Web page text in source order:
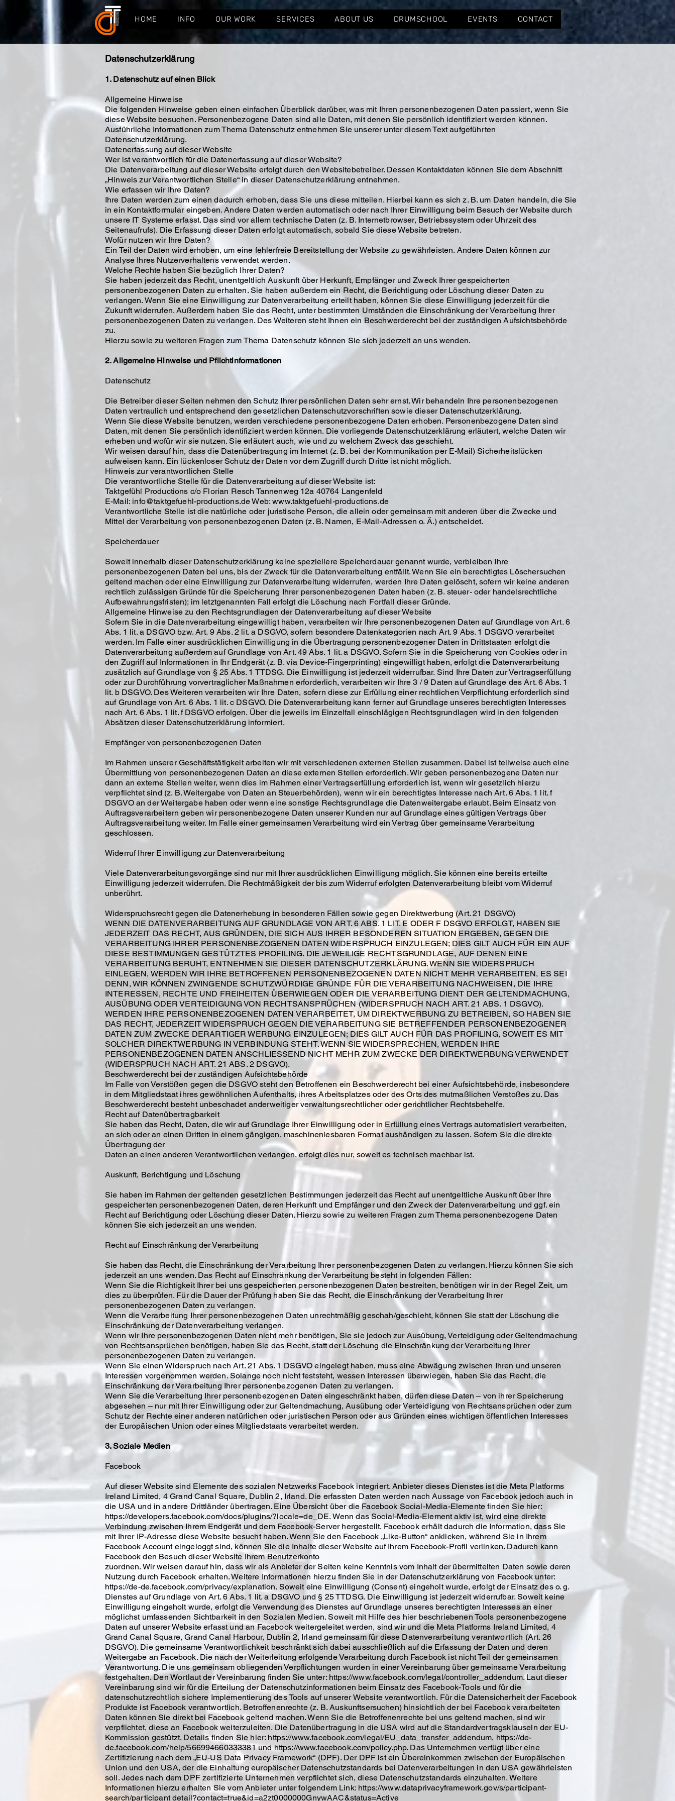
HOME INFO OUR WORK SERVICES ABOUT US DRUMSCHOOL EVENTS CONTACT
Datenschutzerklärung
1. Datenschutz auf einen Blick
Allgemeine Hinweise
Die folgenden Hinweise geben einen einfachen Überblick darüber, was mit Ihren personenbezogenen Daten passiert, wenn Sie
diese Website besuchen. Personenbezogene Daten sind alle Daten, mit denen Sie persönlich identifiziert werden können.
Ausführliche Informationen zum Thema Datenschutz entnehmen Sie unserer unter diesem Text aufgeführten
Datenschutzerklärung.
Datenerfassung auf dieser Website
Wer ist verantwortlich für die Datenerfassung auf dieser Website?
Die Datenverarbeitung auf dieser Website erfolgt durch den Websitebetreiber. Dessen Kontaktdaten können Sie dem Abschnitt
„Hinweis zur Verantwortlichen Stelle“ in dieser Datenschutzerklärung entnehmen.
Wie erfassen wir Ihre Daten?
Ihre Daten werden zum einen dadurch erhoben, dass Sie uns diese mitteilen. Hierbei kann es sich z. B. um Daten handeln, die Sie
in ein Kontaktformular eingeben. Andere Daten werden automatisch oder nach Ihrer Einwilligung beim Besuch der Website durch
unsere IT Systeme erfasst. Das sind vor allem technische Daten (z. B. Internetbrowser, Betriebssystem oder Uhrzeit des
Seitenaufrufs). Die Erfassung dieser Daten erfolgt automatisch, sobald Sie diese Website betreten.
Wofür nutzen wir Ihre Daten?
Ein Teil der Daten wird erhoben, um eine fehlerfreie Bereitstellung der Website zu gewährleisten. Andere Daten können zur
Analyse Ihres Nutzerverhaltens verwendet werden.
Welche Rechte haben Sie bezüglich Ihrer Daten?
Sie haben jederzeit das Recht, unentgeltlich Auskunft über Herkunft, Empfänger und Zweck Ihrer gespeicherten
personenbezogenen Daten zu erhalten. Sie haben außerdem ein Recht, die Berichtigung oder Löschung dieser Daten zu
verlangen. Wenn Sie eine Einwilligung zur Datenverarbeitung erteilt haben, können Sie diese Einwilligung jederzeit für die
Zukunft widerrufen. Außerdem haben Sie das Recht, unter bestimmten Umständen die Einschränkung der Verarbeitung Ihrer
personenbezogenen Daten zu verlangen. Des Weiteren steht Ihnen ein Beschwerderecht bei der zuständigen Aufsichtsbehörde
zu.
Hierzu sowie zu weiteren Fragen zum Thema Datenschutz können Sie sich jederzeit an uns wenden.
2. Allgemeine Hinweise und Pflichtinformationen
Datenschutz
Die Betreiber dieser Seiten nehmen den Schutz Ihrer persönlichen Daten sehr ernst. Wir behandeln Ihre personenbezogenen
Daten vertraulich und entsprechend den gesetzlichen Datenschutzvorschriften sowie dieser Datenschutzerklärung.
Wenn Sie diese Website benutzen, werden verschiedene personenbezogene Daten erhoben. Personenbezogene Daten sind
Daten, mit denen Sie persönlich identifiziert werden können. Die vorliegende Datenschutzerklärung erläutert, welche Daten wir
erheben und wofür wir sie nutzen. Sie erläutert auch, wie und zu welchem Zweck das geschieht.
Wir weisen darauf hin, dass die Datenübertragung im Internet (z. B. bei der Kommunikation per E-Mail) Sicherheitslücken
aufweisen kann. Ein lückenloser Schutz der Daten vor dem Zugriff durch Dritte ist nicht möglich.
Hinweis zur verantwortlichen Stelle
Die verantwortliche Stelle für die Datenverarbeitung auf dieser Website ist:
Taktgefühl Productions c/o Florian Resch Tannenweg 12a 40764 Langenfeld
E-Mail: info@taktgefuehl-productions.de Web: www.taktgefuehl-productions.de
Verantwortliche Stelle ist die natürliche oder juristische Person, die allein oder gemeinsam mit anderen über die Zwecke und
Mittel der Verarbeitung von personenbezogenen Daten (z. B. Namen, E-Mail-Adressen o. Ä.) entscheidet.
Speicherdauer
Soweit innerhalb dieser Datenschutzerklärung keine speziellere Speicherdauer genannt wurde, verbleiben Ihre
personenbezogenen Daten bei uns, bis der Zweck für die Datenverarbeitung entfällt. Wenn Sie ein berechtigtes Löschersuchen
geltend machen oder eine Einwilligung zur Datenverarbeitung widerrufen, werden Ihre Daten gelöscht, sofern wir keine anderen
rechtlich zulässigen Gründe für die Speicherung Ihrer personenbezogenen Daten haben (z. B. steuer- oder handelsrechtliche
Aufbewahrungsfristen); im letztgenannten Fall erfolgt die Löschung nach Fortfall dieser Gründe.
Allgemeine Hinweise zu den Rechtsgrundlagen der Datenverarbeitung auf dieser Website
Sofern Sie in die Datenverarbeitung eingewilligt haben, verarbeiten wir Ihre personenbezogenen Daten auf Grundlage von Art. 6
Abs. 1 lit. a DSGVO bzw. Art. 9 Abs. 2 lit. a DSGVO, sofern besondere Datenkategorien nach Art. 9 Abs. 1 DSGVO verarbeitet
werden. Im Falle einer ausdrücklichen Einwilligung in die Übertragung personenbezogener Daten in Drittstaaten erfolgt die
Datenverarbeitung außerdem auf Grundlage von Art. 49 Abs. 1 lit. a DSGVO. Sofern Sie in die Speicherung von Cookies oder in
den Zugriff auf Informationen in Ihr Endgerät (z. B. via Device-Fingerprinting) eingewilligt haben, erfolgt die Datenverarbeitung
zusätzlich auf Grundlage von § 25 Abs. 1 TTDSG. Die Einwilligung ist jederzeit widerrufbar. Sind Ihre Daten zur Vertragserfüllung
oder zur Durchführung vorvertraglicher Maßnahmen erforderlich, verarbeiten wir Ihre 3 / 9 Daten auf Grundlage des Art. 6 Abs. 1
lit. b DSGVO. Des Weiteren verarbeiten wir Ihre Daten, sofern diese zur Erfüllung einer rechtlichen Verpflichtung erforderlich sind
auf Grundlage von Art. 6 Abs. 1 lit. c DSGVO. Die Datenverarbeitung kann ferner auf Grundlage unseres berechtigten Interesses
nach Art. 6 Abs. 1 lit. f DSGVO erfolgen. Über die jeweils im Einzelfall einschlägigen Rechtsgrundlagen wird in den folgenden
Absätzen dieser Datenschutzerklärung informiert.
Empfänger von personenbezogenen Daten
Im Rahmen unserer Geschäftstätigkeit arbeiten wir mit verschiedenen externen Stellen zusammen. Dabei ist teilweise auch eine
Übermittlung von personenbezogenen Daten an diese externen Stellen erforderlich. Wir geben personenbezogene Daten nur
dann an externe Stellen weiter, wenn dies im Rahmen einer Vertragserfüllung erforderlich ist, wenn wir gesetzlich hierzu
verpflichtet sind (z. B. Weitergabe von Daten an Steuerbehörden), wenn wir ein berechtigtes Interesse nach Art. 6 Abs. 1 lit. f
DSGVO an der Weitergabe haben oder wenn eine sonstige Rechtsgrundlage die Datenweitergabe erlaubt. Beim Einsatz von
Auftragsverarbeitern geben wir personenbezogene Daten unserer Kunden nur auf Grundlage eines gültigen Vertrags über
Auftragsverarbeitung weiter. Im Falle einer gemeinsamen Verarbeitung wird ein Vertrag über gemeinsame Verarbeitung
geschlossen.
Widerruf Ihrer Einwilligung zur Datenverarbeitung
Viele Datenverarbeitungsvorgänge sind nur mit Ihrer ausdrücklichen Einwilligung möglich. Sie können eine bereits erteilte
Einwilligung jederzeit widerrufen. Die Rechtmäßigkeit der bis zum Widerruf erfolgten Datenverarbeitung bleibt vom Widerruf
unberührt.
Widerspruchsrecht gegen die Datenerhebung in besonderen Fällen sowie gegen Direktwerbung (Art. 21 DSGVO)
WENN DIE DATENVERARBEITUNG AUF GRUNDLAGE VON ART. 6 ABS. 1 LIT. E ODER F DSGVO ERFOLGT, HABEN SIE
JEDERZEIT DAS RECHT, AUS GRÜNDEN, DIE SICH AUS IHRER BESONDEREN SITUATION ERGEBEN, GEGEN DIE
VERARBEITUNG IHRER PERSONENBEZOGENEN DATEN WIDERSPRUCH EINZULEGEN; DIES GILT AUCH FÜR EIN AUF
DIESE BESTIMMUNGEN GESTÜTZTES PROFILING. DIE JEWEILIGE RECHTSGRUNDLAGE, AUF DENEN EINE
VERARBEITUNG BERUHT, ENTNEHMEN SIE DIESER DATENSCHUTZERKLÄRUNG. WENN SIE WIDERSPRUCH
EINLEGEN, WERDEN WIR IHRE BETROFFENEN PERSONENBEZOGENEN DATEN NICHT MEHR VERARBEITEN, ES SEI
DENN, WIR KÖNNEN ZWINGENDE SCHUTZWÜRDIGE GRÜNDE FÜR DIE VERARBEITUNG NACHWEISEN, DIE IHRE
INTERESSEN, RECHTE UND FREIHEITEN ÜBERWIEGEN ODER DIE VERARBEITUNG DIENT DER GELTENDMACHUNG,
AUSÜBUNG ODER VERTEIDIGUNG VON RECHTSANSPRÜCHEN (WIDERSPRUCH NACH ART. 21 ABS. 1 DSGVO).
WERDEN IHRE PERSONENBEZOGENEN DATEN VERARBEITET, UM DIREKTWERBUNG ZU BETREIBEN, SO HABEN SIE
DAS RECHT, JEDERZEIT WIDERSPRUCH GEGEN DIE VERARBEITUNG SIE BETREFFENDER PERSONENBEZOGENER
DATEN ZUM ZWECKE DERARTIGER WERBUNG EINZULEGEN; DIES GILT AUCH FÜR DAS PROFILING, SOWEIT ES MIT
SOLCHER DIREKTWERBUNG IN VERBINDUNG STEHT. WENN SIE WIDERSPRECHEN, WERDEN IHRE
PERSONENBEZOGENEN DATEN ANSCHLIESSEND NICHT MEHR ZUM ZWECKE DER DIREKTWERBUNG VERWENDET
(WIDERSPRUCH NACH ART. 21 ABS. 2 DSGVO).
Beschwerderecht bei der zuständigen Aufsichtsbehörde
Im Falle von Verstößen gegen die DSGVO steht den Betroffenen ein Beschwerderecht bei einer Aufsichtsbehörde, insbesondere
in dem Mitgliedstaat ihres gewöhnlichen Aufenthalts, ihres Arbeitsplatzes oder des Orts des mutmaßlichen Verstoßes zu. Das
Beschwerderecht besteht unbeschadet anderweitiger verwaltungsrechtlicher oder gerichtlicher Rechtsbehelfe.
Recht auf Datenübertragbarkeit
Sie haben das Recht, Daten, die wir auf Grundlage Ihrer Einwilligung oder in Erfüllung eines Vertrags automatisiert verarbeiten,
an sich oder an einen Dritten in einem gängigen, maschinenlesbaren Format aushändigen zu lassen. Sofern Sie die direkte
Übertragung der
Daten an einen anderen Verantwortlichen verlangen, erfolgt dies nur, soweit es technisch machbar ist.
Auskunft, Berichtigung und Löschung
Sie haben im Rahmen der geltenden gesetzlichen Bestimmungen jederzeit das Recht auf unentgeltliche Auskunft über Ihre
gespeicherten personenbezogenen Daten, deren Herkunft und Empfänger und den Zweck der Datenverarbeitung und ggf. ein
Recht auf Berichtigung oder Löschung dieser Daten. Hierzu sowie zu weiteren Fragen zum Thema personenbezogene Daten
können Sie sich jederzeit an uns wenden.
Recht auf Einschränkung der Verarbeitung
Sie haben das Recht, die Einschränkung der Verarbeitung Ihrer personenbezogenen Daten zu verlangen. Hierzu können Sie sich
jederzeit an uns wenden. Das Recht auf Einschränkung der Verarbeitung besteht in folgenden Fällen:
Wenn Sie die Richtigkeit Ihrer bei uns gespeicherten personenbezogenen Daten bestreiten, benötigen wir in der Regel Zeit, um
dies zu überprüfen. Für die Dauer der Prüfung haben Sie das Recht, die Einschränkung der Verarbeitung Ihrer
personenbezogenen Daten zu verlangen.
Wenn die Verarbeitung Ihrer personenbezogenen Daten unrechtmäßig geschah/geschieht, können Sie statt der Löschung die
Einschränkung der Datenverarbeitung verlangen.
Wenn wir Ihre personenbezogenen Daten nicht mehr benötigen, Sie sie jedoch zur Ausübung, Verteidigung oder Geltendmachung
von Rechtsansprüchen benötigen, haben Sie das Recht, statt der Löschung die Einschränkung der Verarbeitung Ihrer
personenbezogenen Daten zu verlangen.
Wenn Sie einen Widerspruch nach Art. 21 Abs. 1 DSGVO eingelegt haben, muss eine Abwägung zwischen Ihren und unseren
Interessen vorgenommen werden. Solange noch nicht feststeht, wessen Interessen überwiegen, haben Sie das Recht, die
Einschränkung der Verarbeitung Ihrer personenbezogenen Daten zu verlangen.
Wenn Sie die Verarbeitung Ihrer personenbezogenen Daten eingeschränkt haben, dürfen diese Daten – von ihrer Speicherung
abgesehen – nur mit Ihrer Einwilligung oder zur Geltendmachung, Ausübung oder Verteidigung von Rechtsansprüchen oder zum
Schutz der Rechte einer anderen natürlichen oder juristischen Person oder aus Gründen eines wichtigen öffentlichen Interesses
der Europäischen Union oder eines Mitgliedstaats verarbeitet werden.
3. Soziale Medien
Facebook
Auf dieser Website sind Elemente des sozialen Netzwerks Facebook integriert. Anbieter dieses Dienstes ist die Meta Platforms
Ireland Limited, 4 Grand Canal Square, Dublin 2, Irland. Die erfassten Daten werden nach Aussage von Facebook jedoch auch in
die USA und in andere Drittländer übertragen. Eine Übersicht über die Facebook Social-Media-Elemente finden Sie hier:
https://developers.facebook.com/docs/plugins/?locale=de_DE. Wenn das Social-Media-Element aktiv ist, wird eine direkte
Verbindung zwischen Ihrem Endgerät und dem Facebook-Server hergestellt. Facebook erhält dadurch die Information, dass Sie
mit Ihrer IP-Adresse diese Website besucht haben. Wenn Sie den Facebook „Like-Button“ anklicken, während Sie in Ihrem
Facebook Account eingeloggt sind, können Sie die Inhalte dieser Website auf Ihrem Facebook-Profil verlinken. Dadurch kann
Facebook den Besuch dieser Website Ihrem Benutzerkonto
zuordnen. Wir weisen darauf hin, dass wir als Anbieter der Seiten keine Kenntnis vom Inhalt der übermittelten Daten sowie deren
Nutzung durch Facebook erhalten. Weitere Informationen hierzu finden Sie in der Datenschutzerklärung von Facebook unter:
https://de-de.facebook.com/privacy/explanation. Soweit eine Einwilligung (Consent) eingeholt wurde, erfolgt der Einsatz des o. g.
Dienstes auf Grundlage von Art. 6 Abs. 1 lit. a DSGVO und § 25 TTDSG. Die Einwilligung ist jederzeit widerrufbar. Soweit keine
Einwilligung eingeholt wurde, erfolgt die Verwendung des Dienstes auf Grundlage unseres berechtigten Interesses an einer
möglichst umfassenden Sichtbarkeit in den Sozialen Medien. Soweit mit Hilfe des hier beschriebenen Tools personenbezogene
Daten auf unserer Website erfasst und an Facebook weitergeleitet werden, sind wir und die Meta Platforms Ireland Limited, 4
Grand Canal Square, Grand Canal Harbour, Dublin 2, Irland gemeinsam für diese Datenverarbeitung verantwortlich (Art. 26
DSGVO). Die gemeinsame Verantwortlichkeit beschränkt sich dabei ausschließlich auf die Erfassung der Daten und deren
Weitergabe an Facebook. Die nach der Weiterleitung erfolgende Verarbeitung durch Facebook ist nicht Teil der gemeinsamen
Verantwortung. Die uns gemeinsam obliegenden Verpflichtungen wurden in einer Vereinbarung über gemeinsame Verarbeitung
festgehalten. Den Wortlaut der Vereinbarung finden Sie unter: https://www.facebook.com/legal/controller_addendum. Laut dieser
Vereinbarung sind wir für die Erteilung der Datenschutzinformationen beim Einsatz des Facebook-Tools und für die
datenschutzrechtlich sichere Implementierung des Tools auf unserer Website verantwortlich. Für die Datensicherheit der Facebook
Produkte ist Facebook verantwortlich. Betroffenenrechte (z. B. Auskunftsersuchen) hinsichtlich der bei Facebook verarbeiteten
Daten können Sie direkt bei Facebook geltend machen. Wenn Sie die Betroffenenrechte bei uns geltend machen, sind wir
verpflichtet, diese an Facebook weiterzuleiten. Die Datenübertragung in die USA wird auf die Standardvertragsklauseln der EU-
Kommission gestützt. Details finden Sie hier: https://www.facebook.com/legal/EU_data_transfer_addendum, https://de-
de.facebook.com/help/566994660333381 und https://www.facebook.com/policy.php. Das Unternehmen verfügt über eine
Zertifizierung nach dem „EU-US Data Privacy Framework“ (DPF). Der DPF ist ein Übereinkommen zwischen der Europäischen
Union und den USA, der die Einhaltung europäischer Datenschutzstandards bei Datenverarbeitungen in den USA gewährleisten
soll. Jedes nach dem DPF zertifizierte Unternehmen verpflichtet sich, diese Datenschutzstandards einzuhalten. Weitere
Informationen hierzu erhalten Sie vom Anbieter unter folgendem Link: https://www.dataprivacyframework.gov/s/participant-
search/participant detail?contact=true&id=a2zt0000000GnywAAC&status=Active